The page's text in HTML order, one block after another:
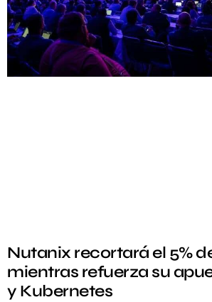
Nutanix recortará el 5%
mientras refuerza su
y Kubernetes